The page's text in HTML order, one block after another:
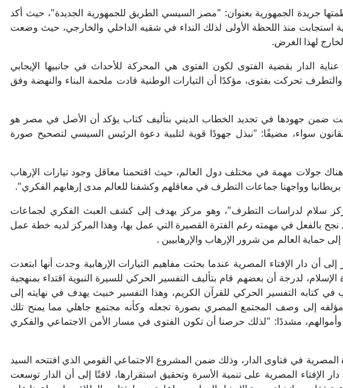
جريدة الجمهورية بعنوان: "مصر السيسي الطريق للجمهورية الجديدة"، حيث أكد
استجابت منذ اللحظة الأولى لذلك النداء في شقيه الداخلي والخارجي، حيث وضعت
لهذا الغرض.
الدار بقضية الفتوى لكون الفتوى هي المحركة للأحداث في جانبيها الإيجابي
تحركت بفتوى، مؤكدًا أن التيارات الوطنية قادت ملحمة البناء والنهضة وفق
ضمن جهودها في تجديد الخطاب الديني بتأليف كتاب يؤكد أن الأصل في مصر هو
سواء، مضيفًا: "نبذل جهودًا قوية لتلبية دعوة الرئيس السيسي لتصحيح صورة
جولات مهمة في مختلف دول العالم، حيث اقتحمنا معاقل وجود تيارات الإرهاب
بريطانيا وواجهنا جماعات التطرف في معاقلهم وكشفنا للعالم مدى إرهابهم الفكري".
سلام لدراسات التطرف"، وهو مركز يهدف إلى كشف العبث الفكري لجماعات
نجح بالفعل في مهمته رغم الفترة القصيرة التي عمل بها، وهذا المركز لديه خطة عمل
حماية العالم من شرور الإرهاب والإرهابيين .
أن دار الإفتاء المصرية عندما بحثت مفاهيم التيارات الإرهابية وجدت أنها ابتعدت
لدرجة أن بعضهم قام بتأليف التفسير الحركي للسيرة النبوية اقتداء بمنهجية
في كتابه التفسير الحركي للقرآن الكريم، وهذا التفسير خبيث يهدف في نهايته إلى
إلى وصف المجتمع المصري بصورة تجعله وكأنه مجتمع جاهلي مما يمنح تلك
مشددًا: "لذلك حرصنا أن تكون الفتوى في مسار الأمن الاجتماعي والفكري
المصرية في فتاوى الدار، وذلك ضمن المشروع الاجتماعي القومي الذي افتتحه السيد
الإفتاء المصرية على تنمية الأسرة وتحقيق استقرارها، لافتًا إلى أن الدار توسعت